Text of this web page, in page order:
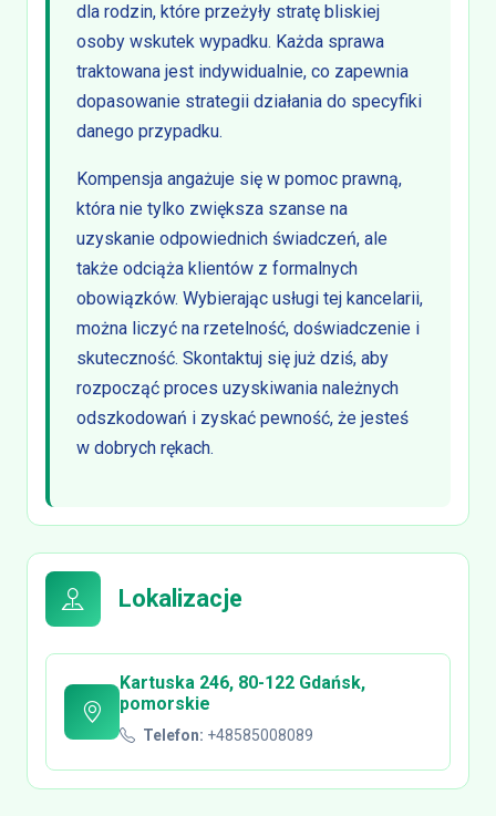
dla rodzin, które przeżyły stratę bliskiej
osoby wskutek wypadku. Każda sprawa
traktowana jest indywidualnie, co zapewnia
dopasowanie strategii działania do specyfiki
danego przypadku.
Kompensja angażuje się w pomoc prawną,
która nie tylko zwiększa szanse na
uzyskanie odpowiednich świadczeń, ale
także odciąża klientów z formalnych
obowiązków. Wybierając usługi tej kancelarii,
można liczyć na rzetelność, doświadczenie i
skuteczność. Skontaktuj się już dziś, aby
rozpocząć proces uzyskiwania należnych
odszkodowań i zyskać pewność, że jesteś
w dobrych rękach.
Lokalizacje
Kartuska 246, 80-122 Gdańsk,
pomorskie
Telefon: +48585008089